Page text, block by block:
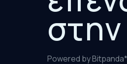
Powered by Bitpanda*